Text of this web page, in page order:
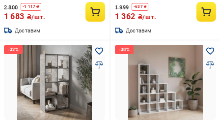
2 800 -1 117 ₴
1 683 ₴/шт.
Доставим
1 999 -637₴
1 362 ₴/шт.
Доставим